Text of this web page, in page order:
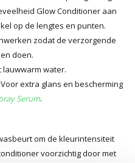
Glow Conditioner aan
op de lengtes en punten.
zodat de verzorgende
doen.
lauwwarm water.
extra glans en bescherming
Serum.
om de kleurintensiteit
voorzichtig door met